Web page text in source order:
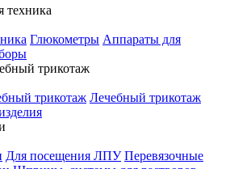
техника
Глюкометры Аппараты для
трикотаж
трикотаж Лечебный трикотаж
Для посещения ЛПУ Перевязочные